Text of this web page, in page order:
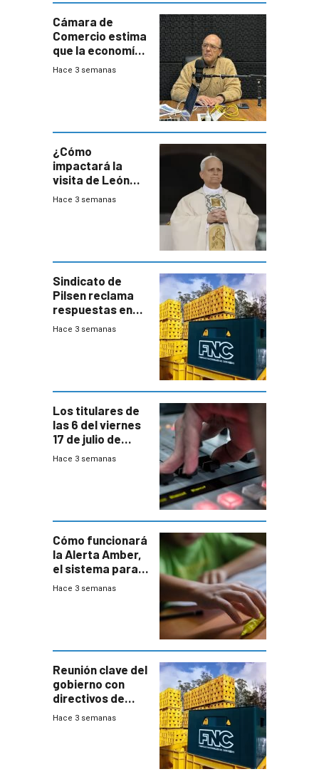
Cámara de
Comercio estima
que la economía
crecerá 1,6%
Hace 3 semanas
¿Cómo
impactará la
visita de León
XIV a Uruguay?
Hace 3 semanas
Sindicato de
Pilsen reclama
respuestas en
medio de
Hace 3 semanas
Los titulares de
las 6 del viernes
17 de julio de
2026
Hace 3 semanas
Cómo funcionará
la Alerta Amber,
el sistema para
la búsqueda
Hace 3 semanas
Reunión clave del
gobierno con
directivos de
Fábricas
Hace 3 semanas